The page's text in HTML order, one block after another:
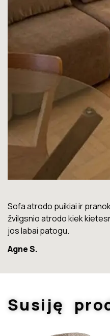
Lova labai gera. Šiuo metu
Marius T.
Susiję